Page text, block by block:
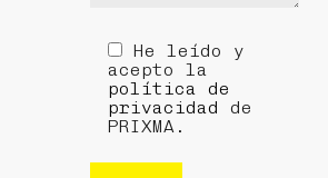
He leído y
acepto la
política de
privacidad de
PRIXMA.